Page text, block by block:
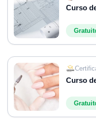
Curso
Curso